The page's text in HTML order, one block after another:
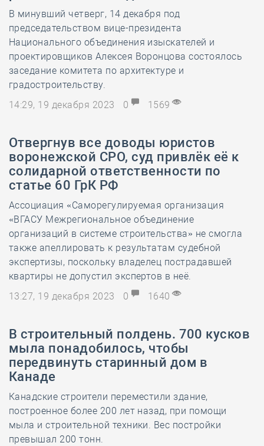
В минувший четверг, 14 декабря под
председательством вице-президента
Национального объединения изыскателей и
проектировщиков Алексея Воронцова состоялось
заседание комитета по архитектуре и
градостроительству.
14:29, 19 декабря 2023
0 1569
Отвергнув все доводы юристов
воронежской СРО, суд привлёк её к
солидарной ответственности по
статье 60 ГрК РФ
Ассоциация «Саморегулируемая организация
«ВГАСУ Межрегиональное объединение
организаций в системе строительства» не смогла
также апеллировать к результатам судебной
экспертизы, поскольку владелец пострадавшей
квартиры не допустил экспертов в неё.
13:27, 19 декабря 2023
0 1640
В строительный полдень. 700 кусков
мыла понадобилось, чтобы
передвинуть старинный дом в
Канаде
Канадские строители переместили здание,
построенное более 200 лет назад, при помощи
мыла и строительной техники. Вес постройки
превышал 200 тонн.